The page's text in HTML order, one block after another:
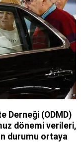
Derneği (ODMD)
dönemi verileri,
durumu ortaya